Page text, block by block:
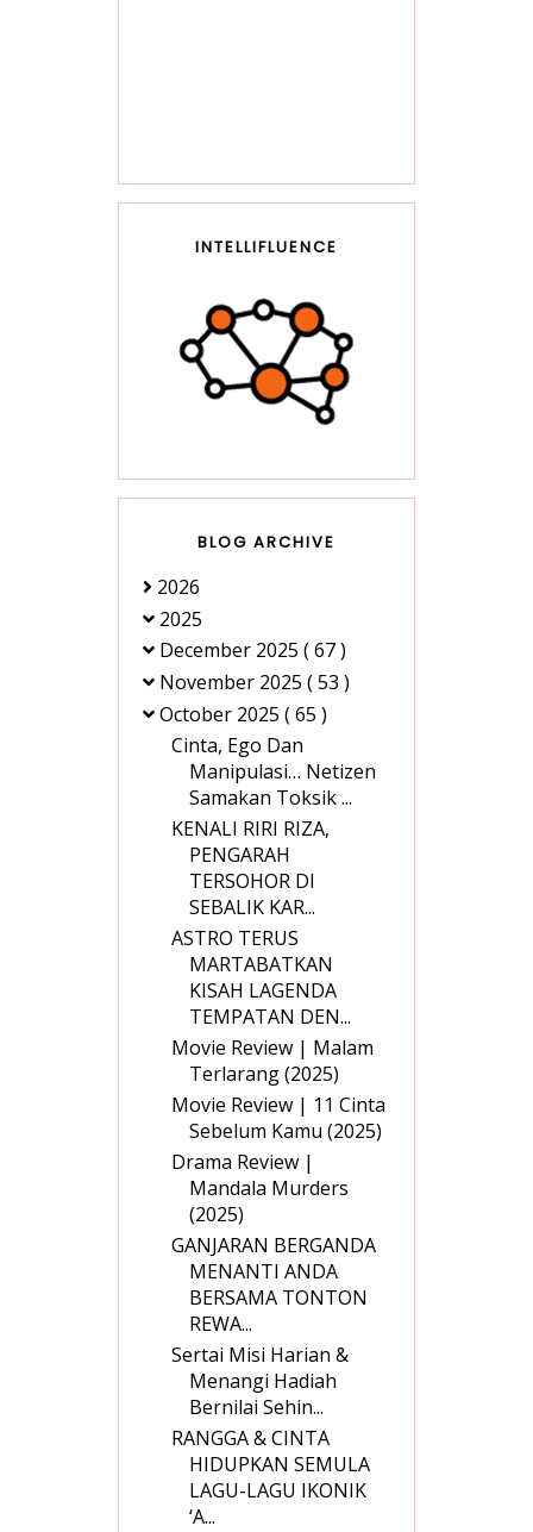
INTELLIFLUENCE
BLOG ARCHIVE
2026
2025
December 2025 ( 67 )
November 2025 ( 53 )
October 2025 ( 65 )
Cinta, Ego Dan
Manipulasi… Netizen
Samakan Toksik ...
KENALI RIRI RIZA,
PENGARAH
TERSOHOR DI
SEBALIK KAR...
ASTRO TERUS
MARTABATKAN
KISAH LAGENDA
TEMPATAN DEN...
Movie Review | Malam
Terlarang (2025)
Movie Review | 11 Cinta
Sebelum Kamu (2025)
Drama Review |
Mandala Murders
(2025)
GANJARAN BERGANDA
MENANTI ANDA
BERSAMA TONTON
REWA...
Sertai Misi Harian &
Menangi Hadiah
Bernilai Sehin...
RANGGA & CINTA
HIDUPKAN SEMULA
LAGU-LAGU IKONIK
‘A...